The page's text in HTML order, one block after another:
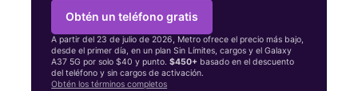
Obtén un teléfono gratis
A partir del 23 de julio de 2026, Metro ofrece el precio más bajo,
desde el primer día, en un plan Sin Límites, cargos y el Galaxy
A37 5G por solo $40 y punto.$450+ basado en el descuento
del teléfono y sin cargos de activación.
Obtén los términos completos